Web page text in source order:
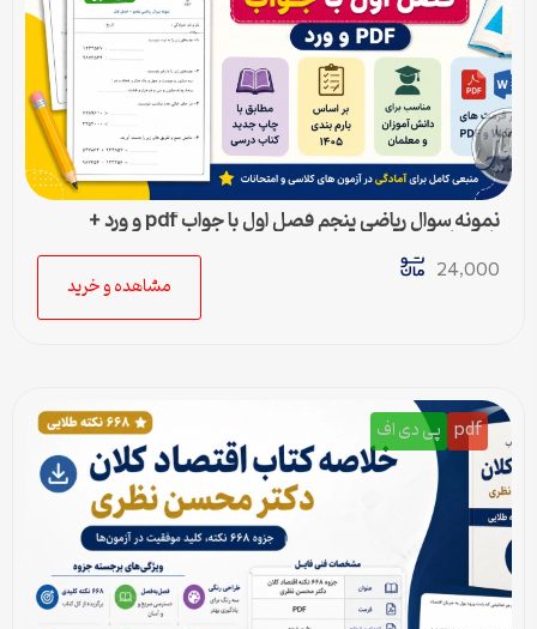
نمونه سوال ریاضی پنجم فصل اول با جواب pdf و ورد +
پاسخنامه
24,000
مشاهده و خرید
pdf پی دی اف